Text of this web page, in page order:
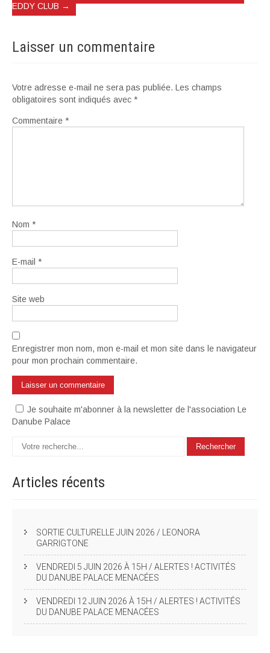
EDDY CLUB →
Laisser un commentaire
Votre adresse e-mail ne sera pas publiée. Les champs
obligatoires sont indiqués avec *
Commentaire *
Nom *
E-mail *
Site web
Enregistrer mon nom, mon e-mail et mon site dans le navigateur
pour mon prochain commentaire.
Je souhaite m'abonner à la newsletter de l'association Le
Danube Palace
Articles récents
SORTIE CULTURELLE JUIN 2026 / LEONORA
GARRIGTONE
VENDREDI 5 JUIN 2026 À 15H / ALERTES ! ACTIVITÉS
DU DANUBE PALACE MENACÉES
VENDREDI 12 JUIN 2026 À 15H / ALERTES ! ACTIVITÉS
DU DANUBE PALACE MENACÉES